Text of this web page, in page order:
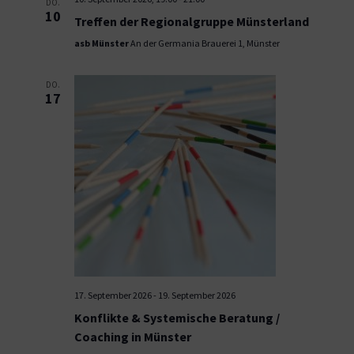
DO.
10 Treffen der Regionalgruppe Münsterland
asb MünsterAn der Germania Brauerei 1, Münster
DO.
17
17. September 2026- 19. September 2026
Konflikte & Systemische Beratung /
Coaching in Münster